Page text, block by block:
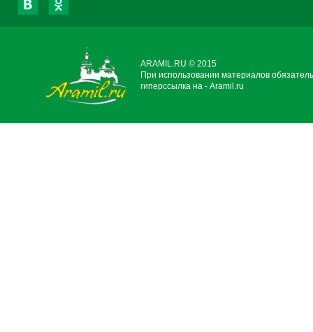
ARAMIL.RU © 2015
При использовании материалов
гиперссылка на - Aramil.ru